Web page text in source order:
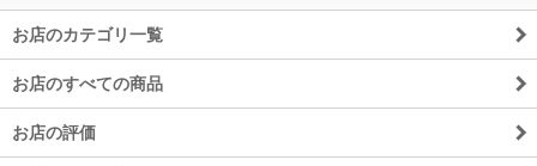
お店のカテゴリ一覧
お店のすべての商品
お店の評価